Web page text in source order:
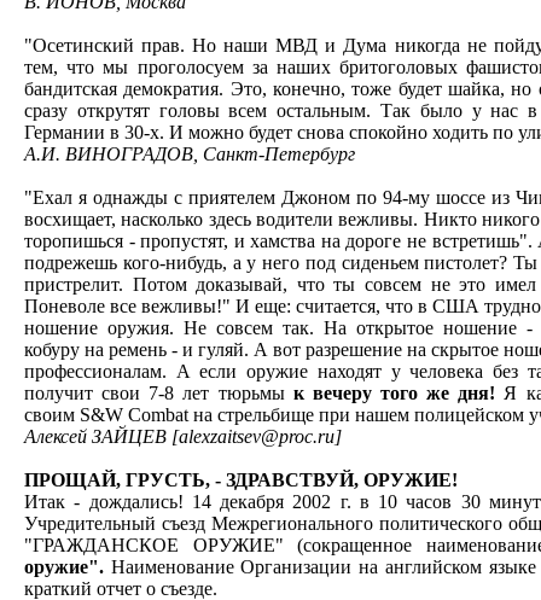
"Осетинский прав. Но наши МВД и Дума никогда не
тем, что мы проголосуем за наших бритоголовых
бандитская демократия. Это, конечно, тоже будет шайка,
сразу открутят головы всем остальным. Так было у нас
Германии в 30-х. И можно будет снова спокойно ходить по
А.И. ВИНОГРАДОВ, Санкт-Петербург
"Ехал я однажды с приятелем Джоном по 94-му шоссе из
восхищает, насколько здесь водители вежливы. Никто
торопишься - пропустят, и хамства на дороге не
подрежешь кого-нибудь, а у него под сиденьем пистолет?
пристрелит. Потом доказывай, что ты совсем не это
Поневоле все вежливы!" И еще: считается, что в США
ношение оружия. Не совсем так. На открытое ношение -
кобуру на ремень - и гуляй. А вот разрешение на скрытое
профессионалам. А если оружие находят у человека без
получит свои 7-8 лет тюрьмы к вечеру того же дня! Я
своим S&W Combat на стрельбище при нашем полицейском
Алексей ЗАЙЦЕВ [alexzaitsev@proc.ru]
ПРОЩАЙ, ГРУСТЬ, - ЗДРАВСТВУЙ, ОРУЖИЕ!
Итак - дождались! 14 декабря 2002 г. в 10 часов 30
Учредительный съезд Межрегионального политического
"ГРАЖДАНСКОЕ ОРУЖИЕ" (сокращенное
оружие". Наименование Организации на английском
краткий отчет о съезде.